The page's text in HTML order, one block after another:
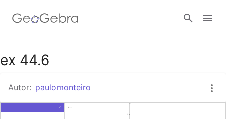
Google Classroom
Tarefa
ex 44.6
Autor: paulomonteiro